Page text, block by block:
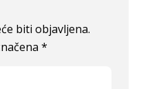
biti objavljena.
*